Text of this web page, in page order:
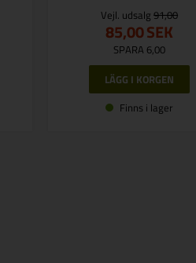
Vejl. udsalg91,00
85,00SEK
SPARA 6,00
Finns i lager